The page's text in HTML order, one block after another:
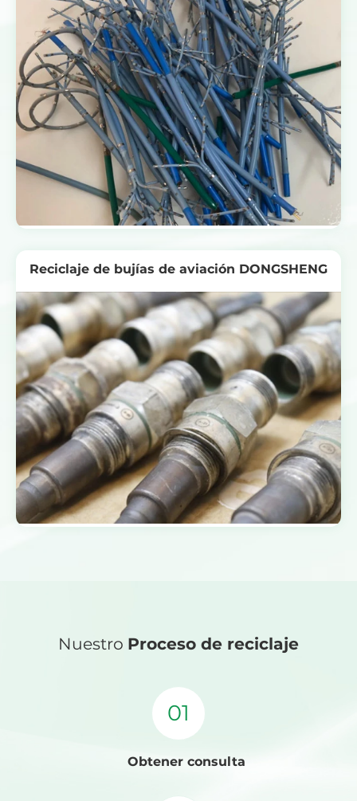
procedente de la construcción naval
Reciclaje de bujías de aviación DONGSHENG
Nuestro Proceso de reciclaje
01
Obtener consulta